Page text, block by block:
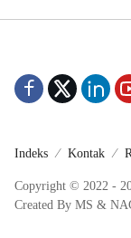
Indeks Kontak
Copyright © 2022 -
Created By MS &